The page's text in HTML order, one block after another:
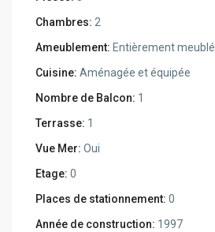
Chambres: 2
Ameublement: Entièrement meublé
Cuisine: Aménagée et équipée
Nombre de Balcon: 1
Terrasse: 1
Vue Mer: Oui
Etage: 0
Places de stationnement: 0
Année de construction: 1997